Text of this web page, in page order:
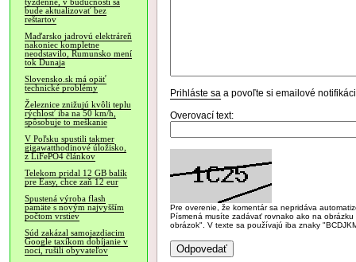
týždenne, v budúcnosti sa
bude aktualizovať bez
reštartov
Maďarsko jadrovú elektráreň
nakoniec kompletne
neodstavilo, Rumunsko mení
tok Dunaja
Slovensko.sk má opäť
technické problémy
Železnice znižujú kvôli teplu
rýchlosť iba na 50 km/h,
spôsobuje to meškanie
V Poľsku spustili takmer
gigawatthodinové úložisko,
z LiFePO4 článkov
Telekom pridal 12 GB balík
pre Easy, chce zaň 12 eur
Spustená výroba flash
pamäte s novým najvyšším
počtom vrstiev
Súd zakázal samojazdiacim
Google taxíkom dobíjanie v
noci, rušili obyvateľov
Prihláste sa a povoľte si emailové
Overovací text:
Pre overenie, že komentár sa nepridáva
Písmená musíte zadávať rovnako ako na
obrázok". V texte sa používajú iba znaky